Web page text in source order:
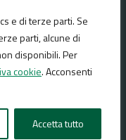
e di terze parti. Se
parti, alcune di
disponibili. Per
cookie. Acconsenti
Accetta tutto